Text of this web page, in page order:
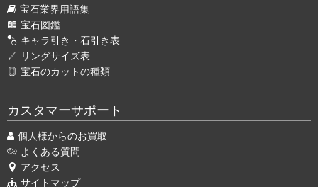
宝石業界用語集
宝石図鑑
キャラ引き・石引き表
リングサイズ表
宝石のカットの種類
カスタマーサポート
個人様からのお買取
よくある質問
アクセス
サイトマップ